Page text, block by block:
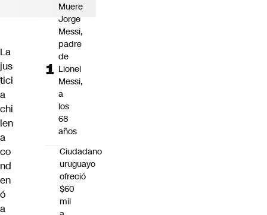
La
jus
tici
a
chi
len
a
co
nd
en
ó
a
Muere
Jorge
Messi,
padre
de
Lionel
Messi,
a
los
68
años
Ciudadano
uruguayo
ofreció
$60
mil